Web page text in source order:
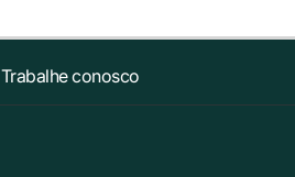
Trabalhe conosco